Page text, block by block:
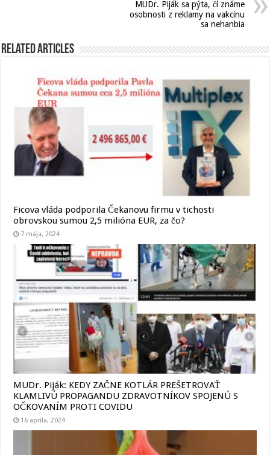
MUDr. Piják sa pýta, čí známe
osobnosti z reklamy na vakcínu
sa nehanbia
Related Articles
Ficova vláda podporila Čekanovu firmu v tichosti
obrovskou sumou 2,5 milióna EUR, za čo?
7 mája, 2024
MUDr. Piják: KEDY ZAČNE KOTLÁR PREŠETROVAŤ
KLAMLIVÚ PROPAGANDU ZDRAVOTNÍKOV SPOJENÚ S
OČKOVANÍM PROTI COVIDU
16 apríla, 2024